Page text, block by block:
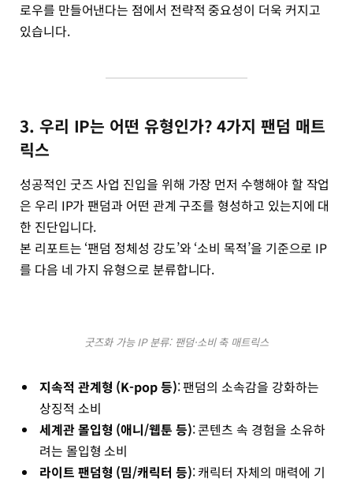
로우를 만들어낸다는 점에서 전략적 중요성이 더욱 커지고
있습니다.
3. 우리 IP는 어떤 유형인가? 4가지 팬덤 매트
릭스
성공적인 굿즈 사업 진입을 위해 가장 먼저 수행해야 할 작업
은 우리 IP가 팬덤과 어떤 관계 구조를 형성하고 있는지에 대
한 진단입니다.
본 리포트는 ‘팬덤 정체성 강도’와 ‘소비 목적’을 기준으로 IP
를 다음 네 가지 유형으로 분류합니다.
굿즈화 가능 IP 분류: 팬덤·소비 축 매트릭스
지속적 관계형 (K-pop 등): 팬덤의 소속감을 강화하는
상징적 소비
세계관 몰입형 (애니/웹툰 등): 콘텐츠 속 경험을 소유하
려는 몰입형 소비
라이트 팬덤형 (밈/캐릭터 등): 캐릭터 자체의 매력에 기